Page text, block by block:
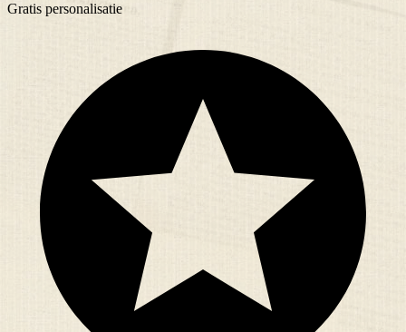
Gratis personalisatie